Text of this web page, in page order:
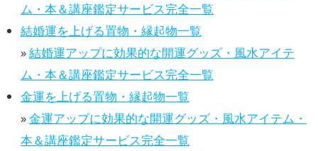
ム・本＆講座鑑定サービス完全一覧
結婚運を上げる置物・縁起物一覧
»結婚運アップに効果的な開運グッズ・風水アイテ
ム・本＆講座鑑定サービス完全一覧
金運を上げる置物・縁起物一覧
»金運アップに効果的な開運グッズ・風水アイテム・
本＆講座鑑定サービス完全一覧